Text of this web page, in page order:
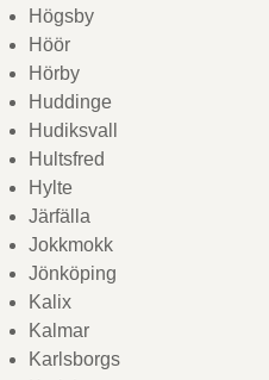
Högsby
Höör
Hörby
Huddinge
Hudiksvall
Hultsfred
Hylte
Järfälla
Jokkmokk
Jönköping
Kalix
Kalmar
Karlsborgs